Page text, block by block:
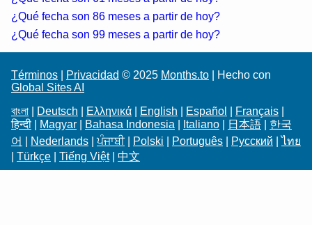
¿Qué fecha son 86 meses a partir de hoy?
¿Qué fecha son 99 meses a partir de hoy?
Términos Privacidad © 2025 Months.to | Hecho con
Global Sites AI
বাংলা
Deutsch Ελληνικά English Español Français
हिन्दी
Magyar Bahasa Indonesia Italiano 日本語
한국
어
Nederlands |ਪੰਜਾਬੀ| Polski Português Русский |ไทย
Türkçe Tiếng Việt| 中文